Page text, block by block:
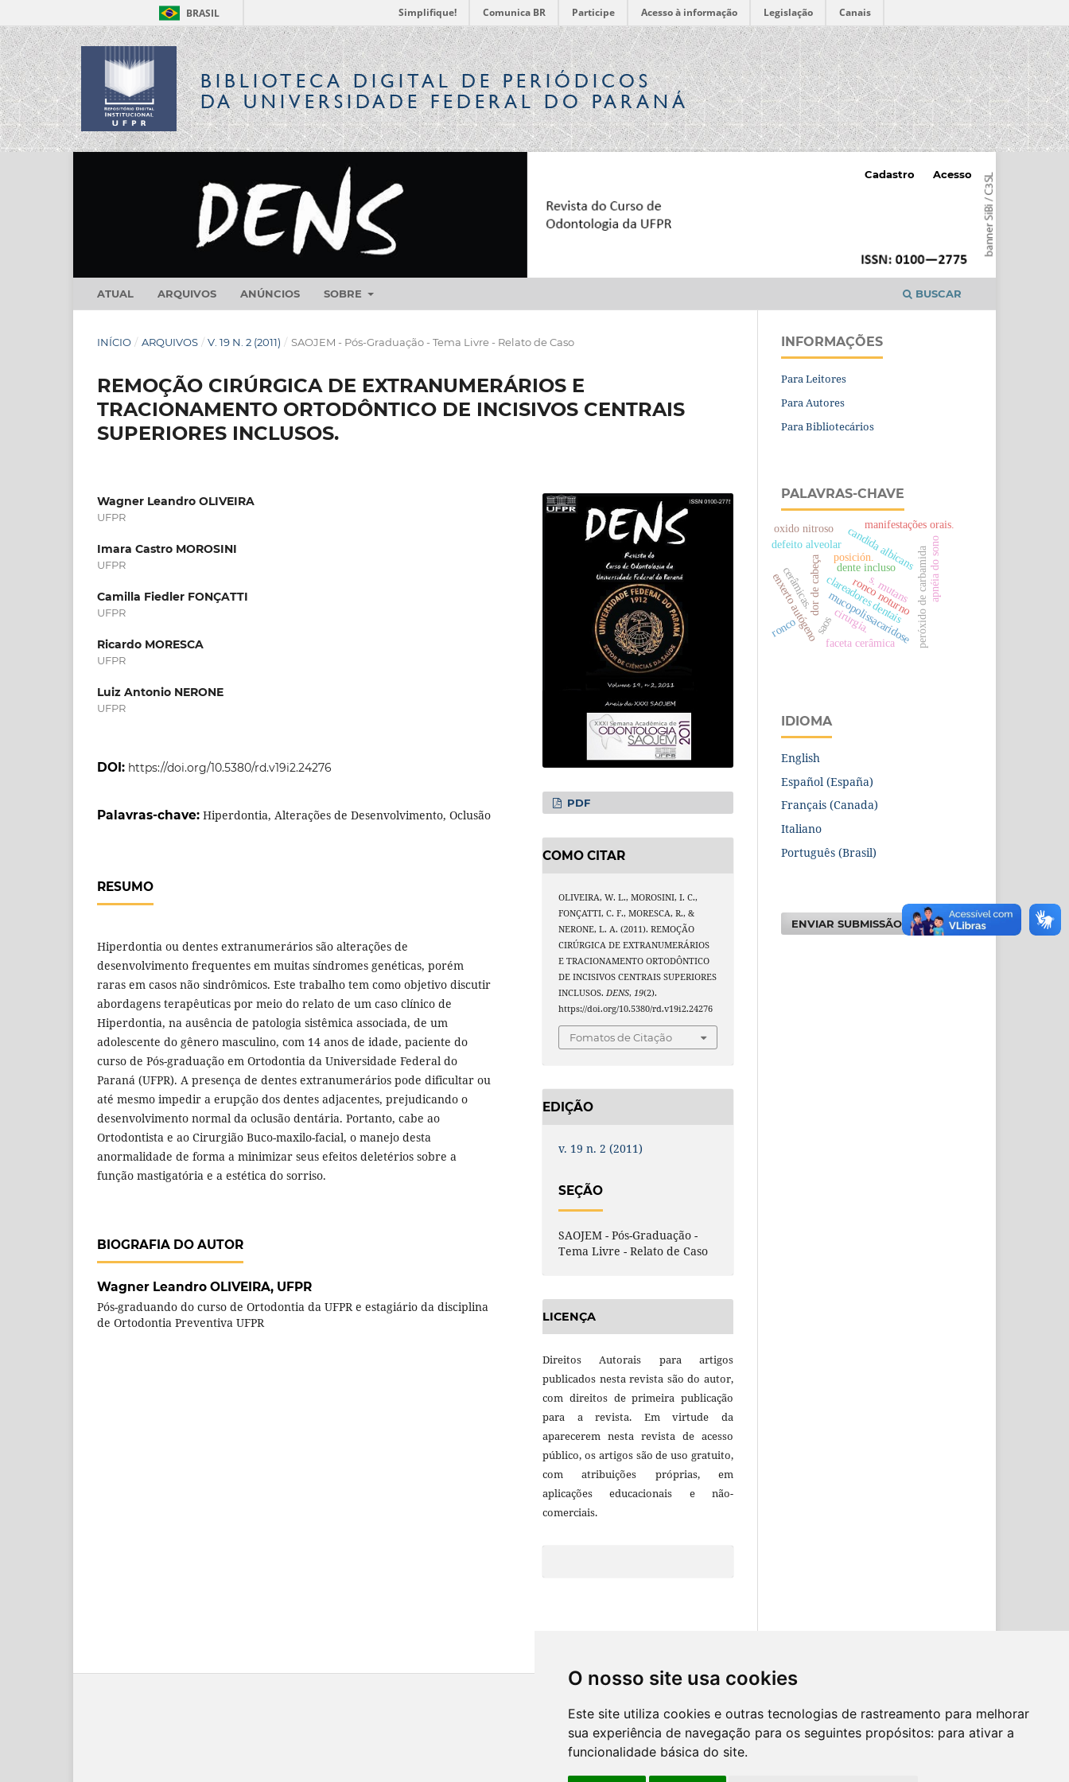
O nosso site usa cookies
Este site utiliza cookies e outras tecnologias de rastreamento para melhorar
sua experiência de navegação para os seguintes propósitos: para ativar a
funcionalidade básica do site.
BRASIL Simplifique! Comunica BR Participe Acesso à informação Legislação Canais
BIBLIOTECA DIGITALDE PERIÓDICOS
DA UNIVERSIDADE FEDERAL DO PARANÁ
ATUAL ARQUIVOS ANÚNCIOS SOBRE BUSCAR
Cadastro Acesso
INÍCIO / ARQUIVOS / V. 19 N. 2 (2011) / SAOJEM - Pós-Graduação - Tema Livre - Relato de Caso
REMOÇÃO CIRÚRGICA DE EXTRANUMERÁRIOS E
TRACIONAMENTO ORTODÔNTICO DE INCISIVOS CENTRAIS
SUPERIORES INCLUSOS.
Wagner Leandro OLIVEIRA
UFPR
Imara Castro MOROSINI
UFPR
Camilla Fiedler FONÇATTI
UFPR
Ricardo MORESCA
UFPR
Luiz Antonio NERONE
UFPR
DOI: https://doi.org/10.5380/rd.v19i2.24276
Palavras-chave: Hiperdontia, Alterações de Desenvolvimento, Oclusão
RESUMO
Hiperdontia ou dentes extranumerários são alterações de
desenvolvimento frequentes em muitas síndromes genéticas, porém
raras em casos não sindrômicos. Este trabalho tem como objetivo discutir
abordagens terapêuticas por meio do relato de um caso clínico de
Hiperdontia, na ausência de patologia sistêmica associada, de um
adolescente do gênero masculino, com 14 anos de idade, paciente do
curso de Pós-graduação em Ortodontia da Universidade Federal do
Paraná (UFPR). A presença de dentes extranumerários pode dificultar ou
até mesmo impedir a erupção dos dentes adjacentes, prejudicando o
desenvolvimento normal da oclusão dentária. Portanto, cabe ao
Ortodontista e ao Cirurgião Buco-maxilo-facial, o manejo desta
anormalidade de forma a minimizar seus efeitos deletérios sobre a
função mastigatória e a estética do sorriso.
BIOGRAFIA DO AUTOR
Wagner Leandro OLIVEIRA, UFPR
Pós-graduando do curso de Ortodontia da UFPR e estagiário da disciplina
de Ortodontia Preventiva UFPR
PDF
COMO CITAR
OLIVEIRA, W. L., MOROSINI, I. C.,
FONÇATTI, C. F., MORESCA, R., &
NERONE, L. A. (2011). REMOÇÃO
CIRÚRGICA DE EXTRANUMERÁRIOS
E TRACIONAMENTO ORTODÔNTICO
DE INCISIVOS CENTRAIS SUPERIORES
INCLUSOS.DENS,19(2).
https://doi.org/10.5380/rd.v19i2.24276
Fomatos de Citação
EDIÇÃO
v. 19 n. 2 (2011)
SEÇÃO
SAOJEM - Pós-Graduação -
Tema Livre - Relato de Caso
LICENÇA
Direitos Autorais para artigos
publicados nesta revista são do autor,
com direitos de primeira publicação
para a revista. Em virtude da
aparecerem nesta revista de acesso
público, os artigos são de uso gratuito,
com atribuições próprias, em
aplicações educacionais e não-
comerciais.
INFORMAÇÕES
Para Leitores
Para Autores
Para Bibliotecários
PALAVRAS-CHAVE
dente incluso
dor de cabeça
candida albicans
clareadores dentais peróxido de carbamida
enxerto autógeno
defeito alveolar
mucopolissacaridose
manifestações orais.
faceta cerâmica
apnéia do sono
ronco noturno
cirurgia.
cerâmicas. s. mutans
posición.
oxido nitroso
ronco saos
IDIOMA
English
Español (España)
Français (Canada)
Italiano
Português (Brasil)
ENVIAR SUBMISSÃO